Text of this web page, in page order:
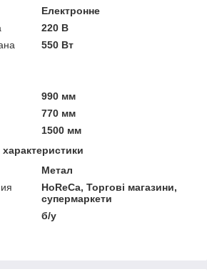
Електронне
220 В
550 Вт
990 мм
770 мм
1500 мм
Метал
HoReCa, Торгові магазини,
супермаркети
б/у